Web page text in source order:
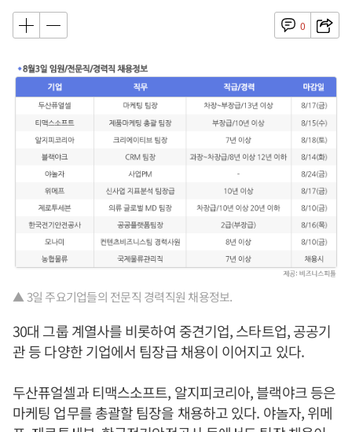
0
▲ 3일 주요기업들의 전문직 경력직원 채용정보.
30대 그룹 계열사를 비롯하여 중견기업, 스타트업, 공공기
관 등 다양한 기업에서 팀장급 채용이 이어지고 있다.
두산퓨얼셀과 티맥스소프트, 알지피코리아, 블랙야크 등은
마케팅 업무를 총괄할 팀장을 채용하고 있다. 야놀자, 위메